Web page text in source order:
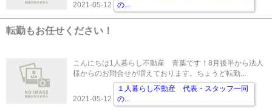
2021-05-12
の...
転勤もお任せください！
こんにちは1人暮らし不動産 青葉です！8月後半から法人
様からのお問合せが増えております。ちょうど転勤...
2021-05-12
１人暮らし不動産 代表・スタッフ一同
の...